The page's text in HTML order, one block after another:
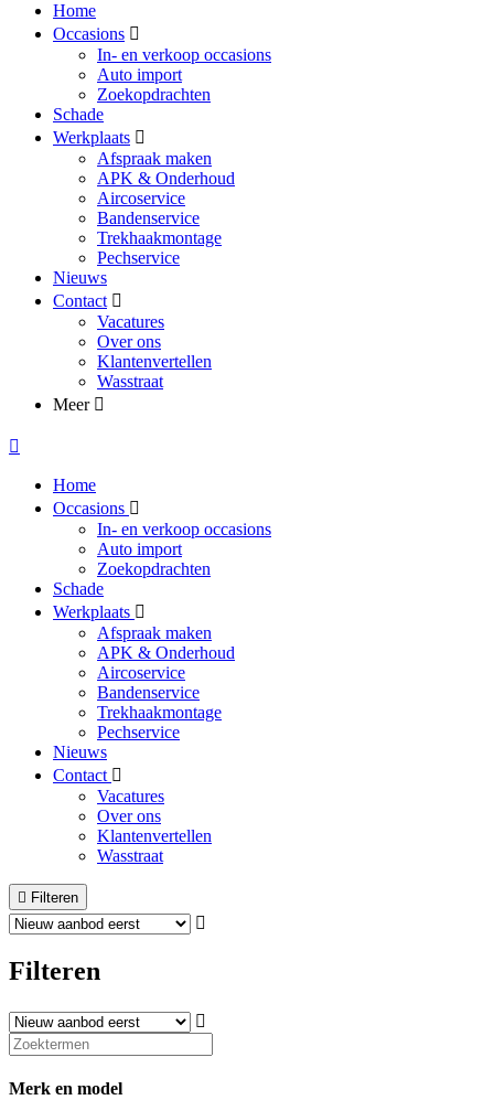
Home
Occasions
In- en verkoop occasions
Auto import
Zoekopdrachten
Schade
Werkplaats
Afspraak maken
APK & Onderhoud
Aircoservice
Bandenservice
Trekhaakmontage
Pechservice
Nieuws
Contact
Vacatures
Over ons
Klantenvertellen
Wasstraat
Meer
Home
Occasions
In- en verkoop occasions
Auto import
Zoekopdrachten
Schade
Werkplaats
Afspraak maken
APK & Onderhoud
Aircoservice
Bandenservice
Trekhaakmontage
Pechservice
Nieuws
Contact
Vacatures
Over ons
Klantenvertellen
Wasstraat
Filteren
Filteren
Merk en model